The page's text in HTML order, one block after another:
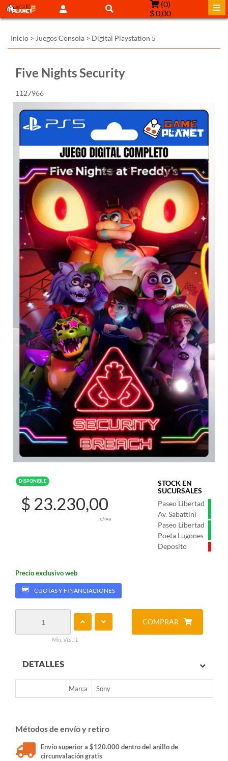
(0)
$ 0,00
Inicio > Juegos Consola > Digital Playstation 5
Five Nights Security
1127966
DISPONIBLE
STOCK EN
SUCURSALES
Paseo Libertad
Av. Sabattini
Paseo Libertad
Poeta Lugones
Deposito
$ 23.230,00
c/iva
Precio exclusivo web
CUOTAS Y FINANCIACIONES
Min. Vta.: 1
COMPRAR
DETALLES
Marca Sony
Métodos de envío y retiro
Envío superior a $120.000 dentro del anillo de
circunvalación gratis